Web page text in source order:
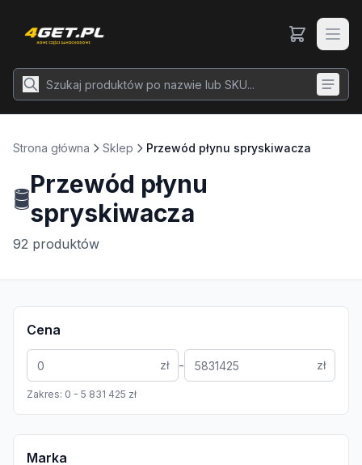
Strona główna Sklep Przewód płynu spryskiwacza
🛢️Przewód płynu
spryskiwacza
92 produktów
Cena
zł - zł
Zakres: 0 - 5 831 425 zł
Marka